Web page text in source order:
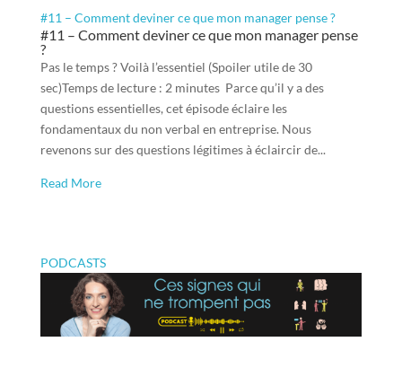
#11 – Comment deviner ce que mon manager pense ?
#11 – Comment deviner ce que mon manager pense
?
Pas le temps ? Voilà l’essentiel (Spoiler utile de 30
sec)Temps de lecture : 2 minutes Parce qu’il y a des
questions essentielles, cet épisode éclaire les
fondamentaux du non verbal en entreprise. Nous
revenons sur des questions légitimes à éclaircir de...
Read More
PODCASTS